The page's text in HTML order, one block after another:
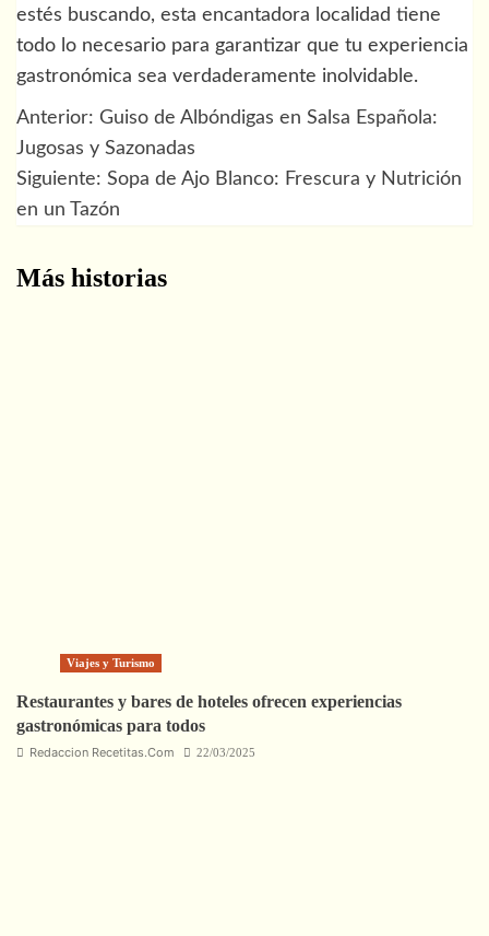
estés buscando, esta encantadora localidad tiene
todo lo necesario para garantizar que tu experiencia
gastronómica sea verdaderamente inolvidable.
Navegación
de
entradas
Anterior: Guiso de Albóndigas en Salsa Española:
Jugosas y Sazonadas
Siguiente: Sopa de Ajo Blanco: Frescura y Nutrición
en un Tazón
Más historias
Viajes y Turismo
Restaurantes y bares de hoteles ofrecen experiencias
gastronómicas para todos
Redaccion Recetitas.Com 22/03/2025